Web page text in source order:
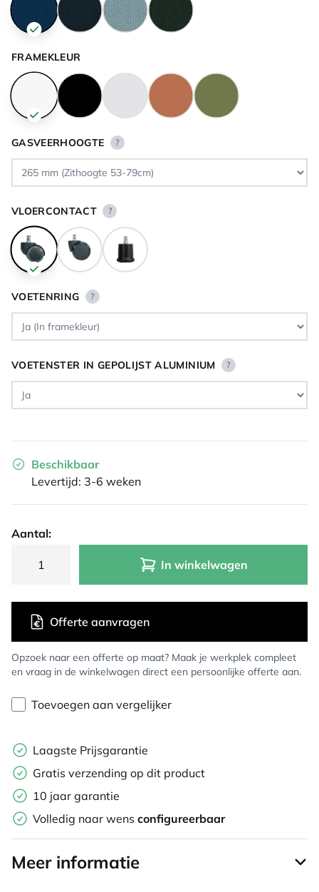
FRAMEKLEUR
GASVEERHOOGTE ?
VLOERCONTACT ?
VOETENRING ?
VOETENSTER IN GEPOLIJST ALUMINIUM ?
Beschikbaar
Levertijd: 3-6 weken
Aantal:
In winkelwagen
Opzoek naar een offerte op maat? Maak je werkplek compleet
en vraag in de winkelwagen direct een persoonlijke offerte aan.
Offerte aanvragen
Toevoegen aan vergelijker
Laagste Prijsgarantie
Gratis verzending op dit product
10 jaar garantie
Volledig naar wens configureerbaar
Meer informatie